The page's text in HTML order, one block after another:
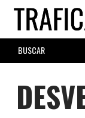
Skip
main
content
SEARCH
FORM